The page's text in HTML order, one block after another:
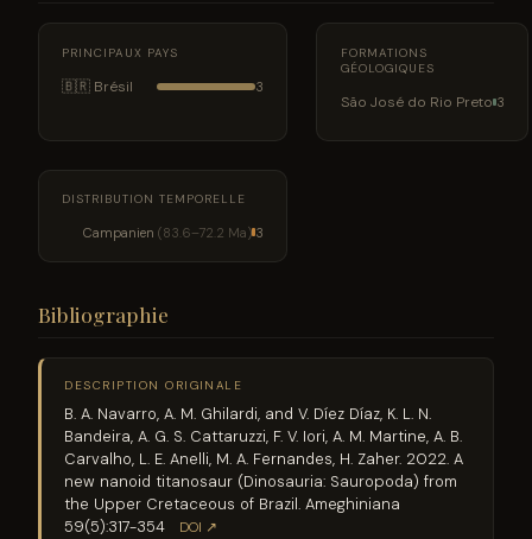
PRINCIPAUX PAYS
🇧🇷 Brésil 3
FORMATIONS
GÉOLOGIQUES
São José do Rio Preto 3
DISTRIBUTION TEMPORELLE
Campanien (83.6–72.2 Ma) 3
Bibliographie
DESCRIPTION ORIGINALE
B. A. Navarro, A. M. Ghilardi, and V. Díez Díaz, K. L. N.
Bandeira, A. G. S. Cattaruzzi, F. V. Iori, A. M. Martine, A. B.
Carvalho, L. E. Anelli, M. A. Fernandes, H. Zaher. 2022. A
new nanoid titanosaur (Dinosauria: Sauropoda) from
the Upper Cretaceous of Brazil. Ameghiniana
59(5):317-354
DOI ↗